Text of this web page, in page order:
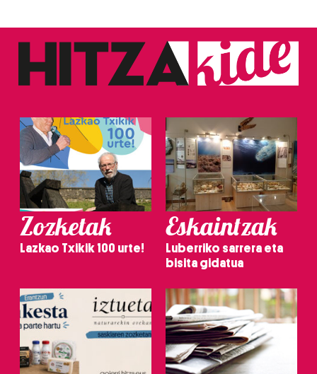
Zozketak
Lazkao Txikik 100 urte!
Eskaintzak
Luberriko sarrera eta
bisita gidatua